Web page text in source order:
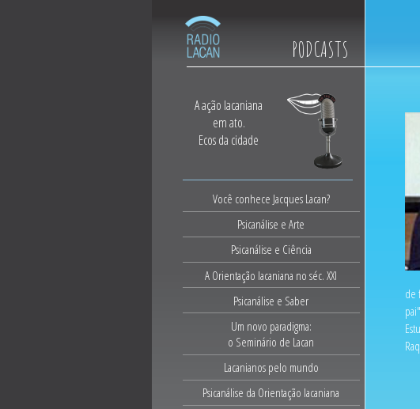
PODCASTS
A ação lacaniana
em ato.
Ecos da cidade
Você conhece Jacques Lacan?
Psicanálise e Arte
Psicanálise e Ciência
A Orientação lacaniana no séc. XXI
Psicanálise e Saber
Um novo paradigma:
o Seminário de Lacan
Lacanianos pelo mundo
Psicanálise da Orientação lacaniana
de